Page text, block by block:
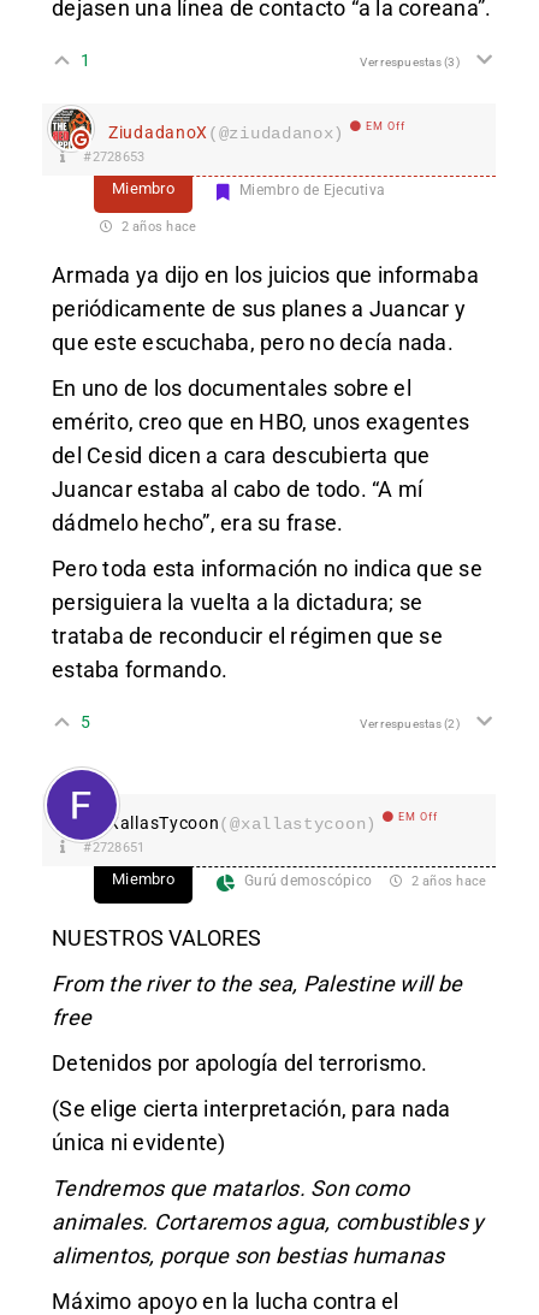
dejasen una línea de contacto “a la coreana”.
1 Ver respuestas(3)
ZiudadanoX (@ziudadanox) EM Off
#2728653
Miembro Miembro de Ejecutiva
2 años hace
Armada ya dijo en los juicios que informaba
periódicamente de sus planes a Juancar y
que este escuchaba, pero no decía nada.
En uno de los documentales sobre el
emérito, creo que en HBO, unos exagentes
del Cesid dicen a cara descubierta que
Juancar estaba al cabo de todo. “A mí
dádmelo hecho”, era su frase.
Pero toda esta información no indica que se
persiguiera la vuelta a la dictadura; se
trataba de reconducir el régimen que se
estaba formando.
5 Ver respuestas(2)
XallasTycoon(@xallastycoon) EM Off
#2728651
Miembro Gurú demoscópico 2 años hace
NUESTROS VALORES
From the river to the sea, Palestine will be
free
Detenidos por apología del terrorismo.
(Se elige cierta interpretación, para nada
única ni evidente)
Tendremos que matarlos. Son como
animales. Cortaremos agua, combustibles y
alimentos, porque son bestias humanas
Máximo apoyo en la lucha contra el